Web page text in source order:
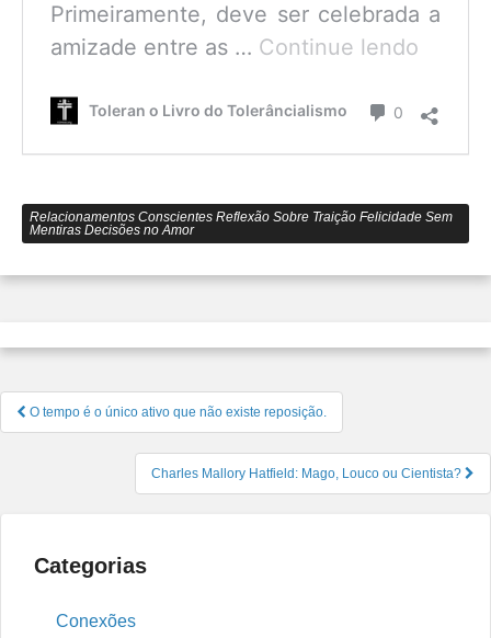
Primeiramente, deve ser celebrada a
amizade entre as … Continue lendo
é
Toleran o Livro do Tolerâncialismo 0 Comentário
Relacionamentos Conscientes Reflexão Sobre Traição Felicidade Sem
Mentiras Decisões no Amor
Navegação
de
O tempo é o único ativo que não existe reposição.
Charles Mallory Hatfield: Mago, Louco ou Cientista?
Categorias
Conexões